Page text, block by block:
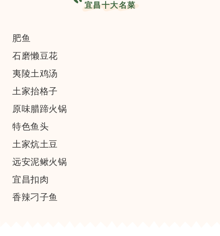
宜昌十大名菜
肥鱼
石磨懒豆花
夷陵土鸡汤
土家抬格子
原味腊蹄火锅
特色鱼头
土家炕土豆
远安泥鳅火锅
宜昌扣肉
香辣刁子鱼